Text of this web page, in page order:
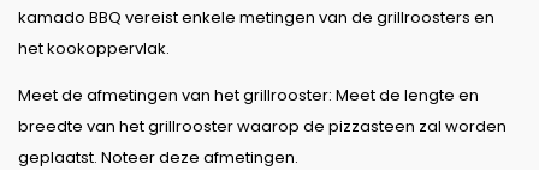
kamado BBQ vereist enkele metingen van de grillroosters en
het kookoppervlak.
Meet de afmetingen van het grillrooster: Meet de lengte en
breedte van het grillrooster waarop de pizzasteen zal worden
geplaatst. Noteer deze afmetingen.